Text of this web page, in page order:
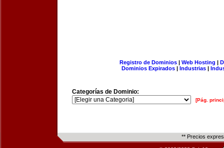
Registro de Dominios| Web Hosting |
Dominios Expirados | Industrias |
Categorías de Dominio:
[Pág.
** Precios